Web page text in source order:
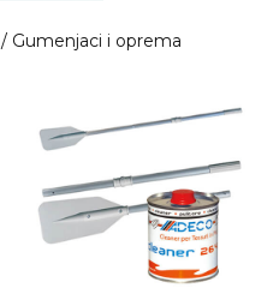
/ Gumenjaci i oprema